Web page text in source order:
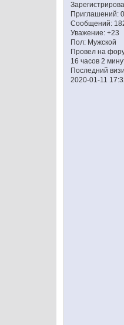
Приглашений: 0
Сообщений:
Уважение: +23
Пол: Мужской
Провел на
16 часов 2
Последний
2020-01-11